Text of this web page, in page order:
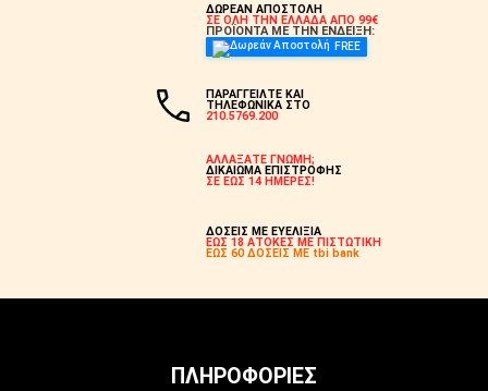
ΔΩΡΕΑΝ ΑΠΟΣΤΟΛΗ
ΣΕ ΟΛΗ ΤΗΝ ΕΛΛΑΔΑ ΑΠΟ 99€
ΠΡΟΪΟΝΤΑ ΜΕ ΤΗΝ ΕΝΔΕΙΞΗ:
FREE
ΠΑΡΑΓΓΕΙΛΤΕ ΚΑΙ
ΤΗΛΕΦΩΝΙΚΑ ΣΤΟ
210.5769.200
ΑΛΛΑΞΑΤΕ ΓΝΩΜΗ;
ΔΙΚΑΙΩΜΑ ΕΠΙΣΤΡΟΦΗΣ
ΣΕ ΕΩΣ 14 ΗΜΕΡΕΣ!
ΔΟΣΕΙΣ ΜΕ ΕΥΕΛΙΞΙΑ
ΕΩΣ 18 ΑΤΟΚΕΣ ΜΕ ΠΙΣΤΩΤΙΚΗ
ΕΩΣ 60 ΔΟΣΕΙΣ ΜΕ tbi bank
ΠΛΗΡΟΦΟΡΊΕΣ